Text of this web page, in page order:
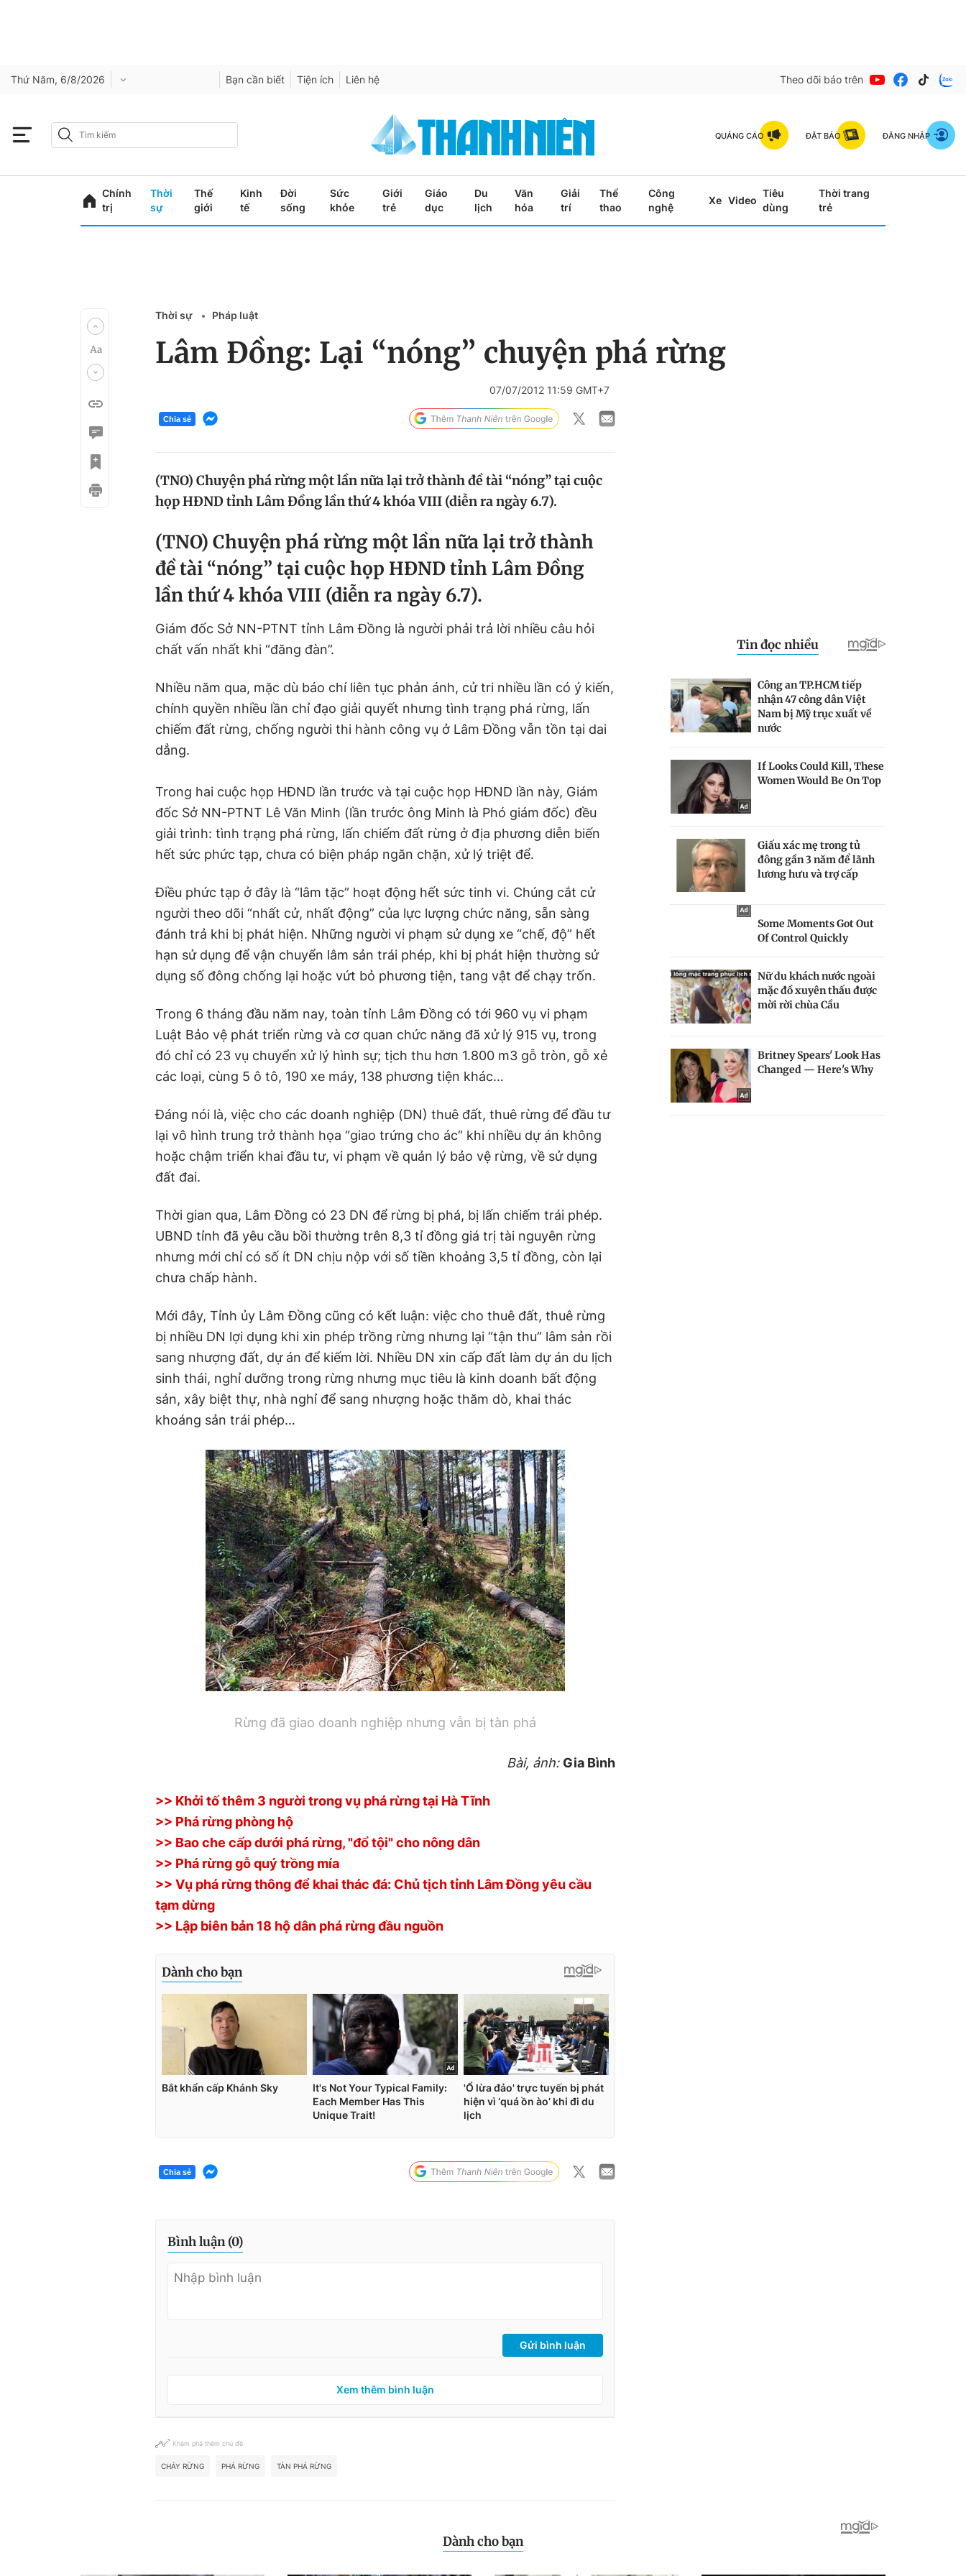
Thứ Năm, 6/8/2026 Bạn cần biết Tiện ích Liên hệ Theo dõi báo trên
QUẢNG CÁO ĐẶT BÁO ĐĂNG NHẬP
Chính
trị
Thời
sự
Thế
giới
Kinh
tế
Đời
sống
Sức
khỏe
Giới
trẻ
Giáo
dục
Du
lịch
Văn
hóa
Giải
trí
Thể
thao
Công
nghệ
Xe Video
Tiêu
dùng
Thời trang
trẻ
Thời sự Pháp luật
Lâm Đồng: Lại “nóng” chuyện phá rừng
07/07/2012 11:59 GMT+7
Chia sẻ
(TNO) Chuyện phá rừng một lần nữa lại trở thành đề tài “nóng” tại cuộc
họp HĐND tỉnh Lâm Đồng lần thứ 4 khóa VIII (diễn ra ngày 6.7).
(TNO) Chuyện phá rừng một lần nữa lại trở thành
đề tài “nóng” tại cuộc họp HĐND tỉnh Lâm Đồng
lần thứ 4 khóa VIII (diễn ra ngày 6.7).
Giám đốc Sở NN-PTNT tỉnh Lâm Đồng là người phải trả lời nhiều câu hỏi
chất vấn nhất khi “đăng đàn”.
Nhiều năm qua, mặc dù báo chí liên tục phản ánh, cử tri nhiều lần có ý kiến,
chính quyền nhiều lần chỉ đạo giải quyết nhưng tình trạng phá rừng, lấn
chiếm đất rừng, chống người thi hành công vụ ở Lâm Đồng vẫn tồn tại dai
dẳng.
Trong hai cuộc họp HĐND lần trước và tại cuộc họp HĐND lần này, Giám
đốc Sở NN-PTNT Lê Văn Minh (lần trước ông Minh là Phó giám đốc) đều
giải trình: tình trạng phá rừng, lấn chiếm đất rừng ở địa phương diễn biến
hết sức phức tạp, chưa có biện pháp ngăn chặn, xử lý triệt để.
Điều phức tạp ở đây là “lâm tặc” hoạt động hết sức tinh vi. Chúng cắt cử
người theo dõi “nhất cử, nhất động” của lực lượng chức năng, sẵn sàng
đánh trả khi bị phát hiện. Những người vi phạm sử dụng xe “chế, độ” hết
hạn sử dụng để vận chuyển lâm sản trái phép, khi bị phát hiện thường sử
dụng số đông chống lại hoặc vứt bỏ phương tiện, tang vật để chạy trốn.
Trong 6 tháng đầu năm nay, toàn tỉnh Lâm Đồng có tới 960 vụ vi phạm
Luật Bảo vệ phát triển rừng và cơ quan chức năng đã xử lý 915 vụ, trong
đó chỉ có 23 vụ chuyển xử lý hình sự; tịch thu hơn 1.800 m3 gỗ tròn, gỗ xẻ
các loại, cùng 5 ô tô, 190 xe máy, 138 phương tiện khác…
Đáng nói là, việc cho các doanh nghiệp (DN) thuê đất, thuê rừng để đầu tư
lại vô hình trung trở thành họa “giao trứng cho ác” khi nhiều dự án không
hoặc chậm triển khai đầu tư, vi phạm về quản lý bảo vệ rừng, về sử dụng
đất đai.
Thời gian qua, Lâm Đồng có 23 DN để rừng bị phá, bị lấn chiếm trái phép.
UBND tỉnh đã yêu cầu bồi thường trên 8,3 tỉ đồng giá trị tài nguyên rừng
nhưng mới chỉ có số ít DN chịu nộp với số tiền khoảng 3,5 tỉ đồng, còn lại
chưa chấp hành.
Mới đây, Tỉnh ủy Lâm Đồng cũng có kết luận: việc cho thuê đất, thuê rừng
bị nhiều DN lợi dụng khi xin phép trồng rừng nhưng lại “tận thu” lâm sản rồi
sang nhượng đất, dự án để kiếm lời. Nhiều DN xin cấp đất làm dự án du lịch
sinh thái, nghỉ dưỡng trong rừng nhưng mục tiêu là kinh doanh bất động
sản, xây biệt thự, nhà nghỉ để sang nhượng hoặc thăm dò, khai thác
khoáng sản trái phép…
Rừng đã giao doanh nghiệp nhưng vẫn bị tàn phá
Bài, ảnh: Gia Bình
>> Khởi tố thêm 3 người trong vụ phá rừng tại Hà Tĩnh
>> Phá rừng phòng hộ
>> Bao che cấp dưới phá rừng, "đổ tội" cho nông dân
>> Phá rừng gỗ quý trồng mía
>> Vụ phá rừng thông để khai thác đá: Chủ tịch tỉnh Lâm Đồng yêu cầu
tạm dừng
>> Lập biên bản 18 hộ dân phá rừng đầu nguồn
Chia sẻ
Bình luận (0)
Gửi bình luận
Xem thêm bình luận
Khám phá thêm chủ đề
CHÁY RỪNG PHÁ RỪNG TÀN PHÁ RỪNG